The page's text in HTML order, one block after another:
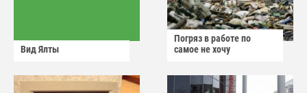
Вид Ялты
Погряз в работе по
самое не хочу